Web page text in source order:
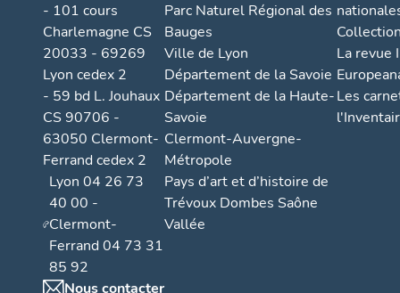
- 101 cours
Charlemagne CS
20033 - 69269
Lyon cedex 2
- 59 bd L. Jouhaux
CS 90706 -
63050 Clermont-
Ferrand cedex 2
Lyon 04 26 73
40 00 -
Clermont-
Ferrand 04 73 31
85 92
Nous contacter
Parc Naturel Régional des
Bauges
Ville de Lyon
Département de la Savoie
Département de la Haute-
Savoie
Clermont-Auvergne-
Métropole
Pays d’art et d’histoire de
Trévoux Dombes Saône
Vallée
La revue
Les